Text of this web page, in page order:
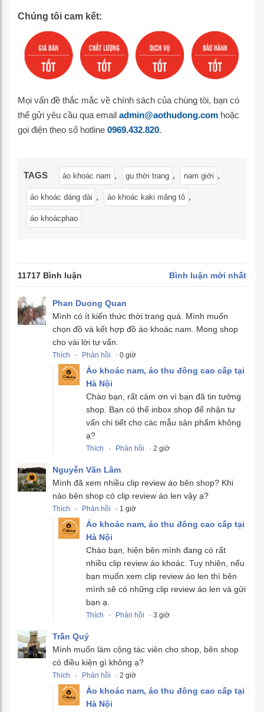
Chúng tôi cam kết:
Mọi vấn đề thắc mắc về chính sách của chúng tôi, bạn có
thể gửi yêu cầu qua email admin@aothudong.com hoặc
gọi điện theo số hotline 0969.432.820.
TAGS áo khoác nam , gu thời trang , nam giới ,
áo khoác dáng dài , áo khoác kaki măng tô ,
áo khoácphao
11717 Bình luận Bình luận mới nhất
Phan Duong Quan
Mình có ít kiến thức thời trang quá. Mình muốn
chọn đồ và kết hợp đồ áo khoác nam. Mong shop
cho vài lời tư vấn.
Thích · Phản hồi · 0 giờ
Áo khoác nam, áo thu đông cao cấp tại
Hà Nội
Chào bạn, rất cảm ơn vì bạn đã tin tưởng
shop. Bạn có thể inbox shop để nhận tư
vấn chi tiết cho các mẫu sản phẩm không
ạ?
Thích · Phản hồi · 2 giờ
Nguyễn Văn Lâm
Mình đã xem nhiều clip review áo bên shop? Khi
nào bên shop có clip review áo len vậy ạ?
Thích · Phản hồi · 1 giờ
Áo khoác nam, áo thu đông cao cấp tại
Hà Nội
Chào bạn, hiện bên mình đang có rất
nhiều clip review áo khoác. Tuy nhiên, nếu
bạn muốn xem clip review áo len thì bên
mình sẽ có những clip review áo len và gửi
bạn ạ.
Thích · Phản hồi · 3 giờ
Trần Quý
Mình muốn làm cộng tác viên cho shop, bên shop
có điều kiện gì không ạ?
Thích · Phản hồi · 2 giờ
Áo khoác nam, áo thu đông cao cấp tại
Hà Nội